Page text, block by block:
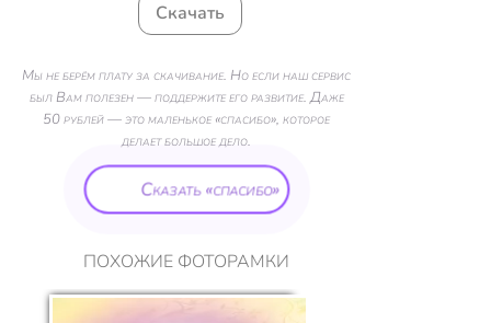
Скачать
Мы не берём плату за скачивание. Но если наш сервис
был Вам полезен — поддержите его развитие. Даже
50 рублей — это маленькое «спасибо», которое
делает большое дело.
Сказать «спасибо»
ПОХОЖИЕ ФОТОРАМКИ